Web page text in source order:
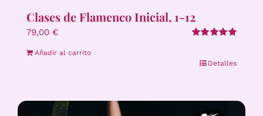
Clases de Flamenco Inicial, 1-12
79,00 €
Añadir al carrito
Detalles